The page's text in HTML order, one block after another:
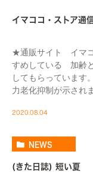
イマココ・ストア
★通販サイト イマ
すめしている 加齢
してもらっています
力老化抑制が示さ
2020.08.04
NEWS
(きた日誌) 短い夏